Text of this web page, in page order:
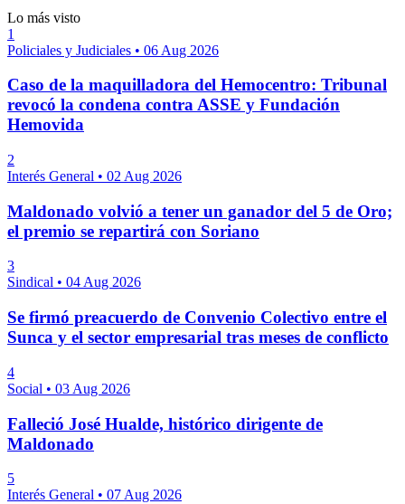
Lo más visto
1
Policiales y Judiciales • 06 Aug 2026
Caso de la maquilladora del Hemocentro: Tribunal
revocó la condena contra ASSE y Fundación
Hemovida
2
Interés General • 02 Aug 2026
Maldonado volvió a tener un ganador del 5 de Oro;
el premio se repartirá con Soriano
3
Sindical • 04 Aug 2026
Se firmó preacuerdo de Convenio Colectivo entre el
Sunca y el sector empresarial tras meses de conflicto
4
Social • 03 Aug 2026
Falleció José Hualde, histórico dirigente de
Maldonado
5
Interés General • 07 Aug 2026